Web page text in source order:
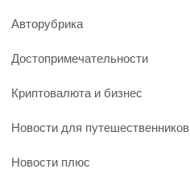
Авторубрика
Достопримечательности
Криптовалюта и бизнес
Новости для путешественников
Новости плюс